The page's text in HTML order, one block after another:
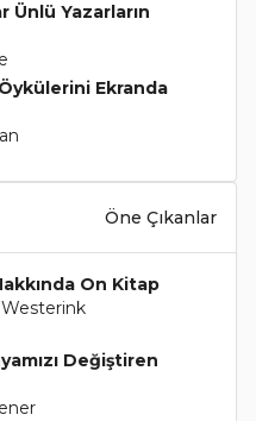
Ünlü Yazarların
Ekranda
Öne Çıkanlar
On Kitap
Westerink
Değiştiren